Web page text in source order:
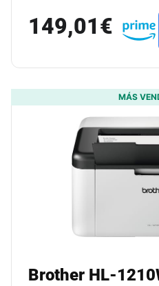
149,01€
MÁS
Brother HL-